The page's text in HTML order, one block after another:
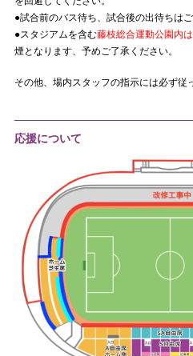
●試合前のバス待ち、試合後の出待ちはご
●スタジアムを含む藤枝総合運動公園内
煙となります、予めご了承ください。
その他、場内スタッフの指示には必ず従
応援について